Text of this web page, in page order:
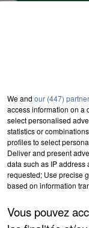
du27 mai 2018 à
au27 mai 2018 à
salle des fêtes
We and our (447)
access information on a
select personalised
statistics or
profiles to select
Deliver and present
data such as IP
requested; Use precise
based on information
Vous pouvez